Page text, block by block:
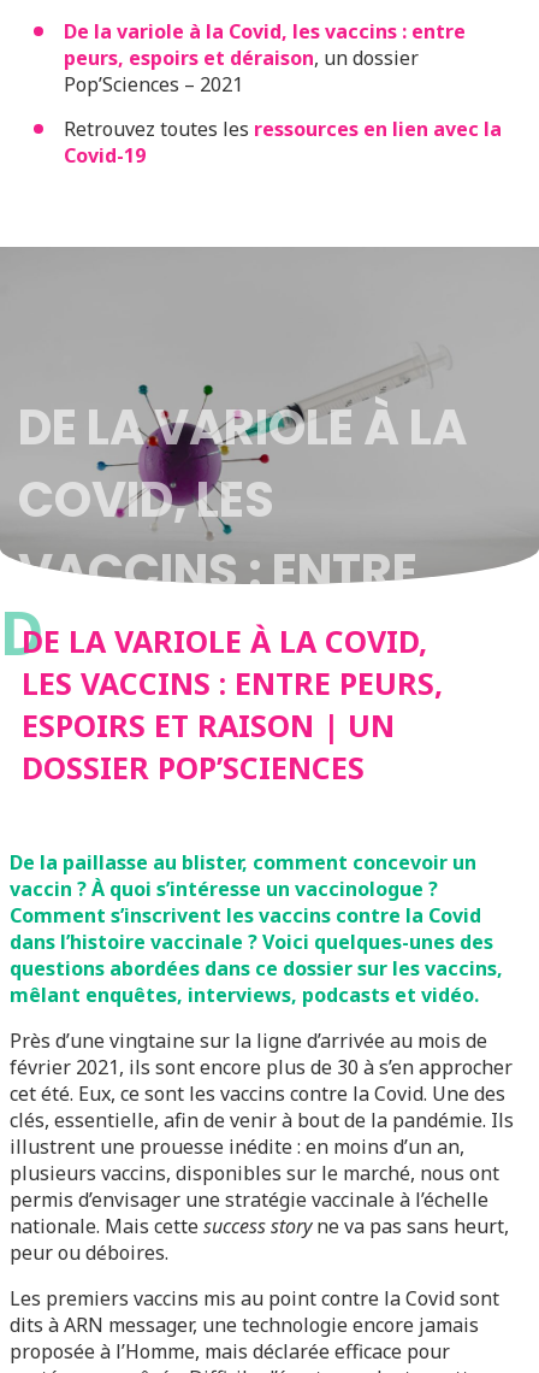
De la variole à la Covid, les vaccins : entre
peurs, espoirs et déraison, un dossier
Pop’Sciences – 2021
Retrouvez toutes les ressources en lien avec la
Covid-19
DE LA VARIOLE À LA
COVID, LES
VACCINS : ENTRE
PEURS, ESPOIRS ET
RAISON | UN DOSSIER
POP’SCIENCES
DDE LA VARIOLE À LA COVID,
LES VACCINS : ENTRE PEURS,
ESPOIRS ET RAISON | UN
DOSSIER POP’SCIENCES
De la paillasse au blister, comment concevoir un
vaccin ? À quoi s’intéresse un vaccinologue ?
Comment s’inscrivent les vaccins contre la Covid
dans l’histoire vaccinale ? Voici quelques-unes des
questions abordées dans ce dossier sur les vaccins,
mêlant enquêtes, interviews, podcasts et vidéo.
Près d’une vingtaine sur la ligne d’arrivée au mois de
février 2021, ils sont encore plus de 30 à s’en approcher
cet été. Eux, ce sont les vaccins contre la Covid. Une des
clés, essentielle, afin de venir à bout de la pandémie. Ils
illustrent une prouesse inédite : en moins d’un an,
plusieurs vaccins, disponibles sur le marché, nous ont
permis d’envisager une stratégie vaccinale à l’échelle
nationale. Mais cettesuccess storyne va pas sans heurt,
peur ou déboires.
Les premiers vaccins mis au point contre la Covid sont
dits à ARN messager, une technologie encore jamais
proposée à l’Homme, mais déclarée efficace pour